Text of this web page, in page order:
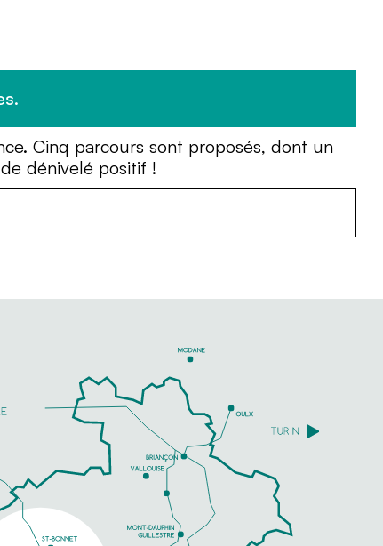
.
Cinq parcours sont proposés, dont un
dénivelé positif !